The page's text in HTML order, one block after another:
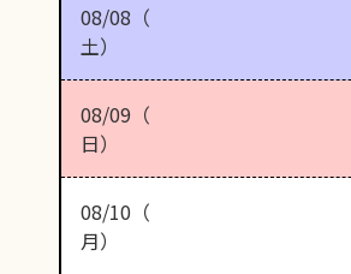
08/08（
土）
08/09（
日）
08/10（
月）